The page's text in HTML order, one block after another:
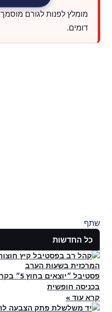
מומלץ לפנות לגורם מוסמך
דומים.
שתף
כל החדשות
פסטיבל
בכניסה חופשית
קרא עוד »